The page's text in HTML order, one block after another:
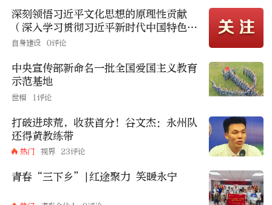
深刻领悟习近平文化思想的原理性贡献
（深入学习贯彻习近平新时代中国特色社
会主义思想）
自身建设 0评论
中央宣传部新命名一批全国爱国主义教育
示范基地
世相 1评论
打破进球荒，收获首分！谷文杰：永州队
还得黄教练带
热门 视界 23评论
青春“三下乡”|红途聚力 笑暖永宁